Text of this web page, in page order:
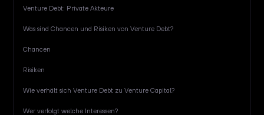
Venture Debt: Private Akteure
Was sind Chancen und Risiken von Venture Debt?
Chancen
Risiken
Wie verhält sich Venture Debt zu Venture Capital?
Wer verfolgt welche Interessen?